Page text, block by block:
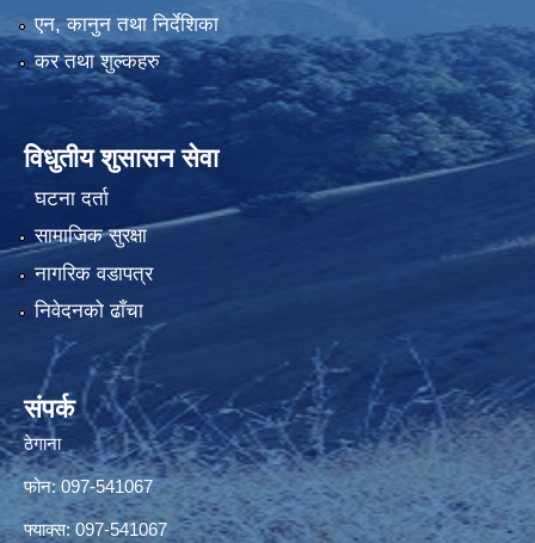
एन, कानुन तथा निर्देशिका
कर तथा शुल्कहरु
विधुतीय शुसासन सेवा
घटना दर्ता
सामाजिक सुरक्षा
नागरिक वडापत्र
निवेदनको ढाँचा
संपर्क
ठेगाना
फोन: 097-541067
फ्याक्स: 097-541067